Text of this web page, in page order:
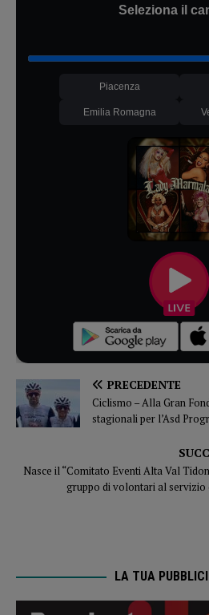
Seleziona il
Piacenza
Emilia Romagna
PRECEDENTE
Ciclismo – Alla Gran
stagionali per l’Asd
Nasce il “Comitato Eventi Alta Val
gruppo di volontari al
LA TUA